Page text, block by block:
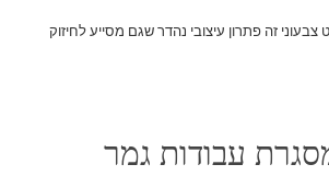
זה פתרון עיצובי נהדר שגם מסייע לחיזוק
עבודות גמר